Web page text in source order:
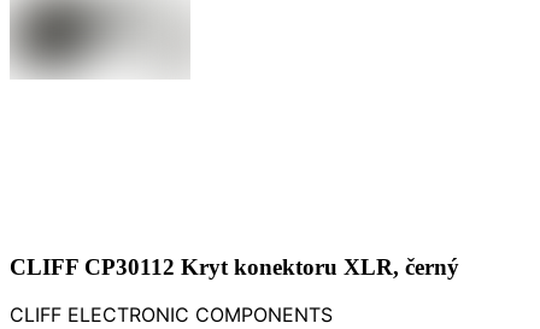
CLIFF CP30112 Kryt konektoru XLR, černý
CLIFF ELECTRONIC COMPONENTS